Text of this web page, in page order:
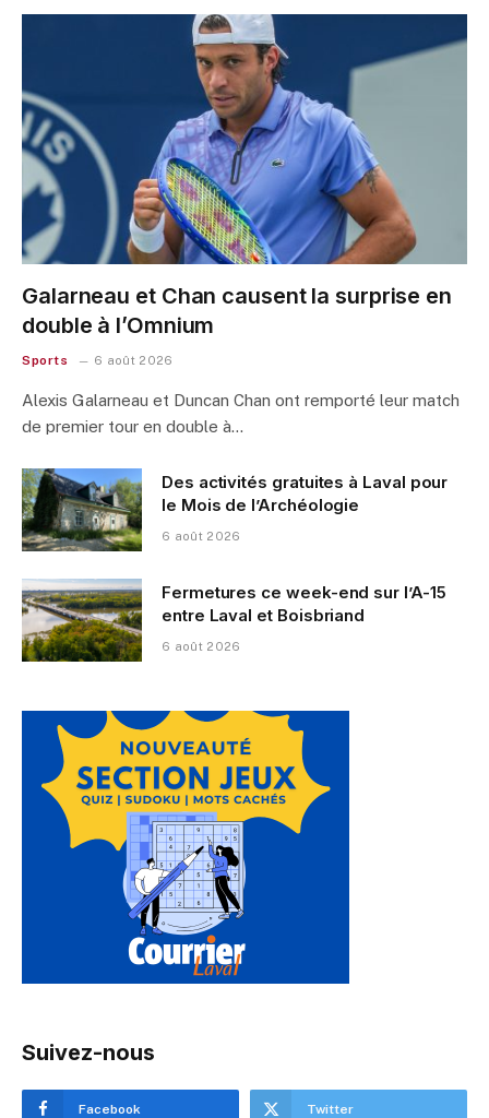
Galarneau et Chan causent la surprise en
double à l’Omnium
Sports 6 août 2026
Alexis Galarneau et Duncan Chan ont remporté leur match
de premier tour en double à…
Des activités gratuites à Laval pour
le Mois de l’Archéologie
6 août 2026
Fermetures ce week-end sur l’A-15
entre Laval et Boisbriand
6 août 2026
Suivez-nous
Facebook Twitter